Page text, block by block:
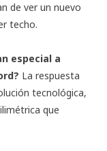
de ver un nuevo
techo.
especial a
La respuesta
tecnológica,
que